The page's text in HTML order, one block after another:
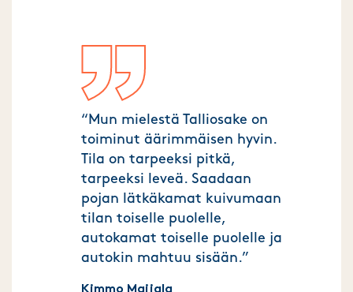
“Mun mielestä Talliosake on
toiminut äärimmäisen hyvin.
Tila on tarpeeksi pitkä,
tarpeeksi leveä. Saadaan
pojan lätkäkamat kuivumaan
tilan toiselle puolelle,
autokamat toiselle puolelle ja
autokin mahtuu sisään.”